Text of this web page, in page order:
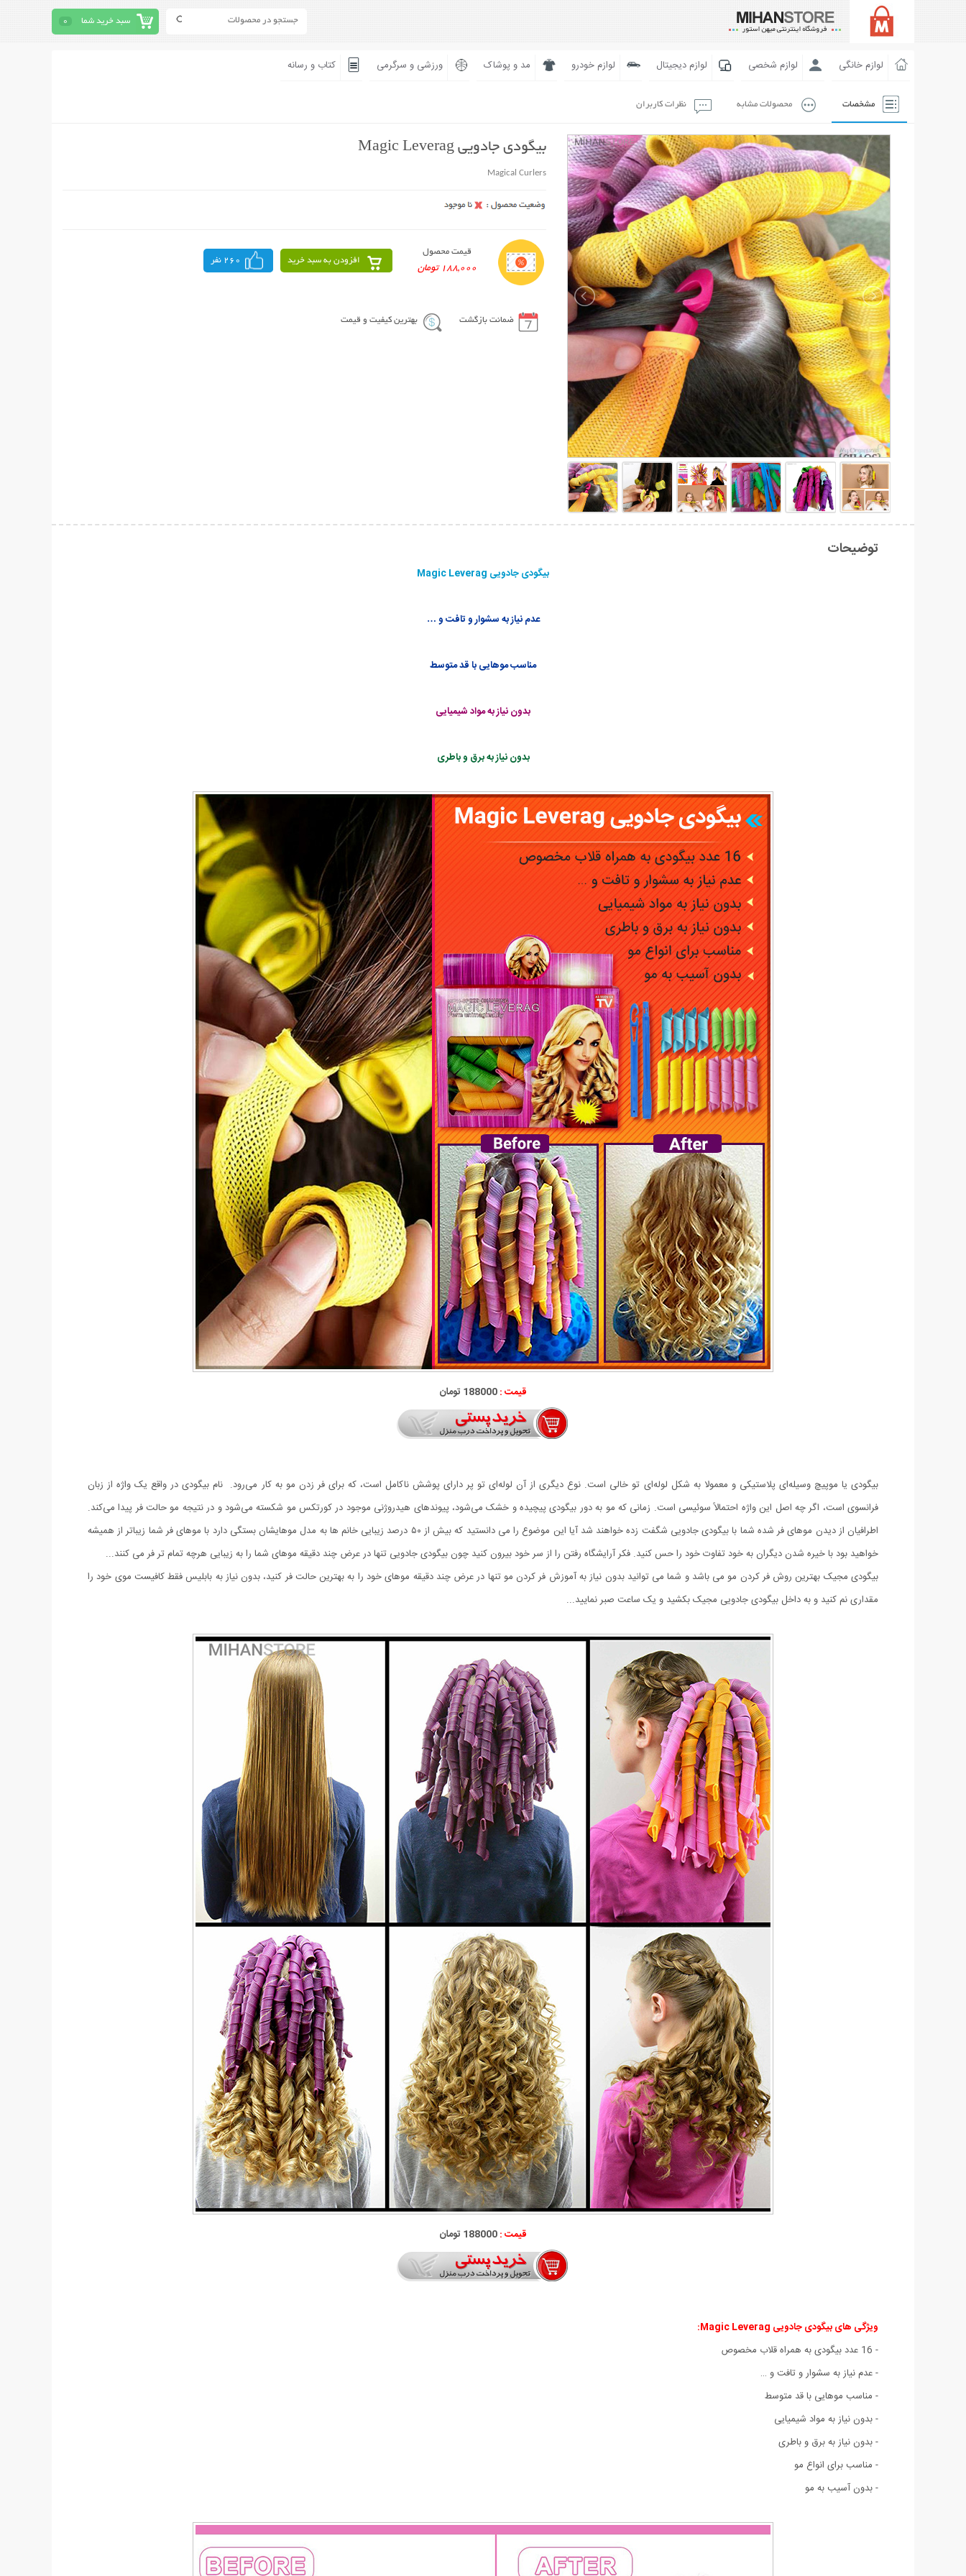
سبد خرید شما 0
لوازم خانگی لوازم شخصی لوازم دیجیتال لوازم خودرو مد و پوشاک ورزشی و سرگرمی کتاب و رسانه
مشخصات محصولات مشابه نظرات کاربران
بیگودی جادویی Magic Leverag
Magical Curlers
قیمت محصول
188,000 تومان
افزودن به سبد خرید 260 نفر
ضمانت بازگشت بهترین کیفیت و قیمت
توضیحات
بیگودی جادویی Magic Leverag
عدم نیاز به سشوار و تافت و …
مناسب موهایی با قد متوسط
بدون نیاز به مواد شیمیایی
بدون نیاز به برق و باطری
قیمت :188000 تومان
بیگودی یا موپیچ وسیله‌ای پلاستیکی و معمولا به شکل لوله‌ای تو خالی است. نوع دیگری از آن لوله‌ای تو پر دارای پوشش ناکامل است، که برای فر زدن مو به کار می‌رود. نام بیگودی در واقع یک واژه از زبان
فرانسوی است، اگر چه اصل این واژه احتمالاً سوئیسی است. زمانی که مو به دور بیگودی پیچیده و خشک می‌شود، پیوندهای هیدروژنی موجود در کورتکس مو شکسته می‌شود و در نتیجه مو حالت فر پیدا می‌کند.
اطرافیان از دیدن موهای فر شده شما با بیگودی جادویی شگفت زده خواهند شد آیا این موضوع را می دانستید که بیش از ۵۰ درصد زیبایی خانم ها به مدل موهایشان بستگی دارد با موهای فر شما زیباتر از همیشه
خواهید بود با خیره شدن دیگران به خود تفاوت خود را حس کنید. فکر آرایشگاه رفتن را از سر خود بیرون کنید چون بیگودی جادویی تنها در عرض چند دقیقه موهای شما را به زیبایی هرچه تمام تر فر می کنند...
بیگودی مجیک بهترین روش فر کردن مو می باشد و شما می توانید بدون نیاز به آموزش فر کردن مو تنها در عرض چند دقیقه موهای خود را به بهترین حالت فر کنید، بدون نیاز به بابلیس فقط کافیست موی خود را
مقداری نم کنید و به داخل بیگودی جادویی مجیک بکشید و یک ساعت صبر نمایید...
قیمت :188000 تومان
ویژگی های بیگودی جادویی Magic Leverag
:
- 16 عدد بیگودی به همراه قلاب مخصوص
- عدم نیاز به سشوار و تافت و …
- مناسب موهایی با قد متوسط
- بدون نیاز به مواد شیمیایی
- بدون نیاز به برق و باطری
- مناسب برای انواع مو
- بدون آسیب به مو